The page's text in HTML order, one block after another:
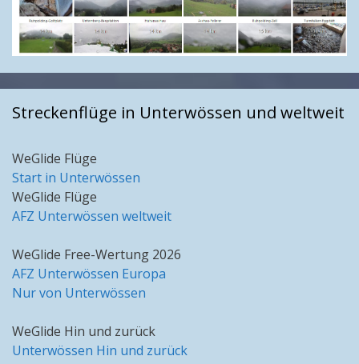
Streckenflüge in Unterwössen und weltweit
WeGlide Flüge
Start in Unterwössen
WeGlide Flüge
AFZ Unterwössen weltweit
WeGlide Free-Wertung 2026
AFZ Unterwössen Europa
Nur von Unterwössen
WeGlide Hin und zurück
Unterwössen Hin und zurück